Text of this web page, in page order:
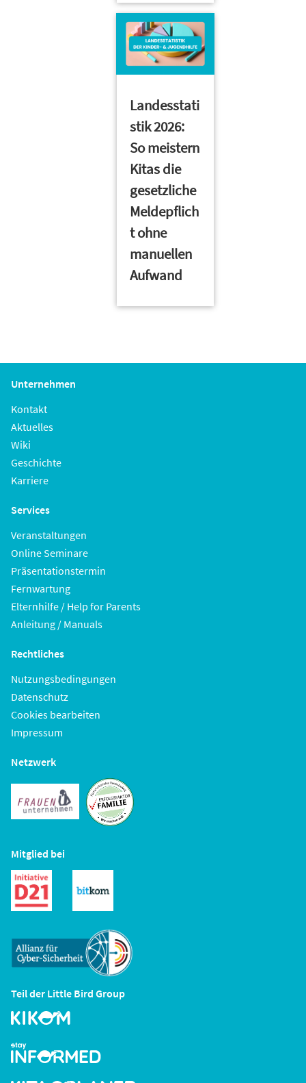
Landesstati
stik 2026:
So meistern
Kitas die
gesetzliche
Meldepflich
t ohne
manuellen
Aufwand
Unternehmen
Kontakt
Aktuelles
Wiki
Geschichte
Karriere
Services
Veranstaltungen
Online Seminare
Präsentationstermin
Fernwartung
Elternhilfe / Help for Parents
Anleitung / Manuals
Rechtliches
Nutzungsbedingungen
Datenschutz
Cookies bearbeiten
Impressum
Netzwerk
Mitglied bei
Teil der Little Bird Group